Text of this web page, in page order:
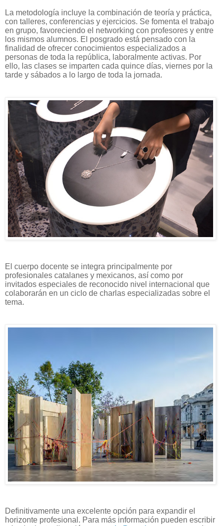
La metodología incluye la combinación de teoría y práctica,
con talleres, conferencias y ejercicios. Se fomenta el trabajo
en grupo, favoreciendo el networking con profesores y entre
los mismos alumnos. El posgrado está pensado con la
finalidad de ofrecer conocimientos especializados a
personas de toda la república, laboralmente activas. Por
ello, las clases se imparten cada quince días, viernes por la
tarde y sábados a lo largo de toda la jornada.
El cuerpo docente se integra principalmente por
profesionales catalanes y mexicanos, así como por
invitados especiales de reconocido nivel internacional que
colaborarán en un ciclo de charlas especializadas sobre el
tema.
Definitivamente una excelente opción para expandir el
horizonte profesional. Para más información pueden escribir